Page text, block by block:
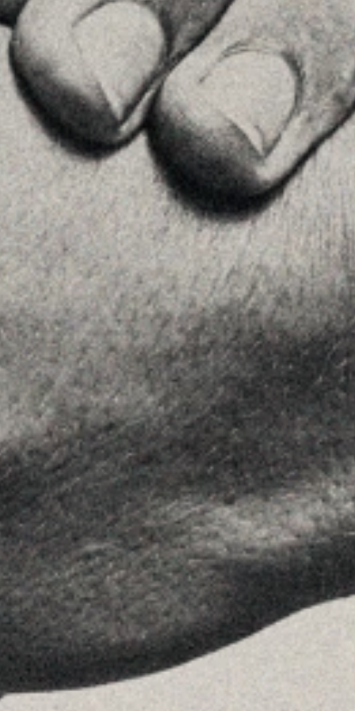
+34934677414
Ver en Google Maps
Príncipe de Vergara, 108 , 5ª planta
28002 , Madrid
+34 915759925
Ver en Google Maps
MENU
Home
La Firma
Equipo
Asesoramiento
Insights
Contactar
SÍGUENOS
Linkedin
Instagram
Youtube
Allyon — Barcelona, Spain
Copyrights © 2026 AVISO LEGAL
POLÍTICA DE COOKIES